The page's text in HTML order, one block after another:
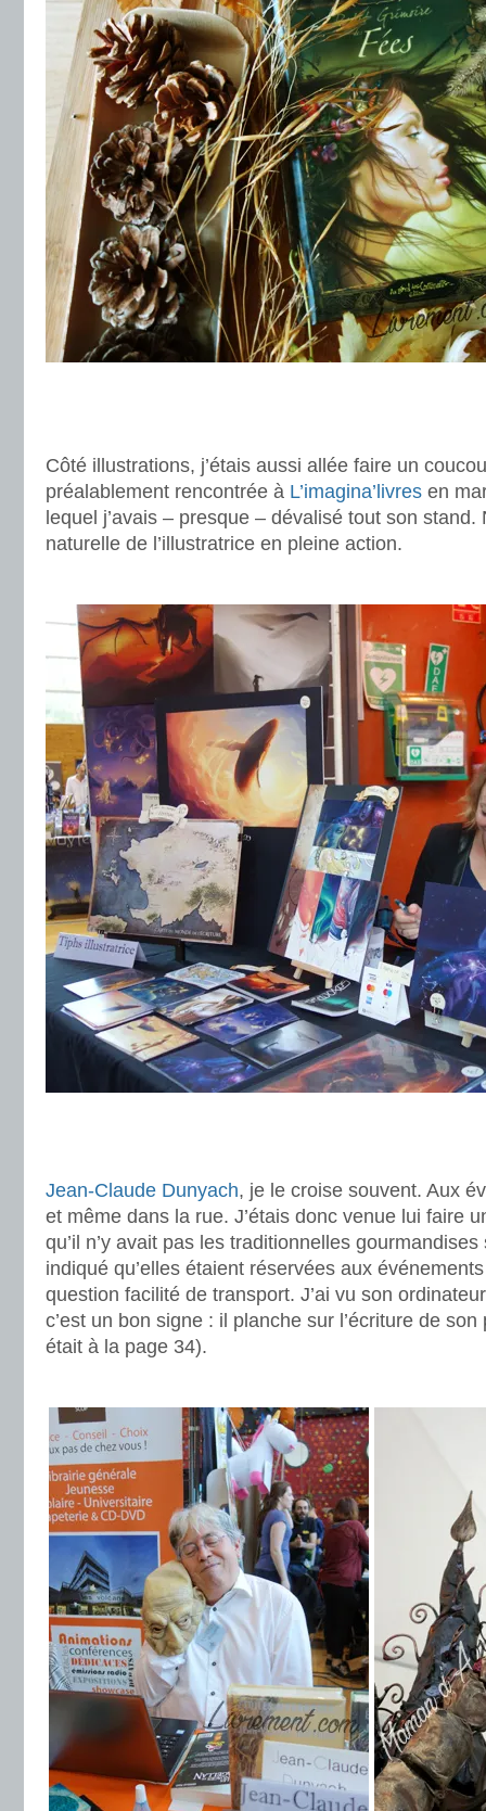
Côté illustrations, j’étais aussi allée faire un
préalablement rencontrée à L’imagina’livres en
lequel j’avais – presque – dévalisé tout son
naturelle de l’illustratrice en pleine action.
Jean-Claude Dunyach, je le croise souvent. Aux
et même dans la rue. J’étais donc venue lui faire
qu’il n’y avait pas les traditionnelles gourmandises
indiqué qu’elles étaient réservées aux
question facilité de transport. J’ai vu son
c’est un bon signe : il planche sur l’écriture de
était à la page 34).